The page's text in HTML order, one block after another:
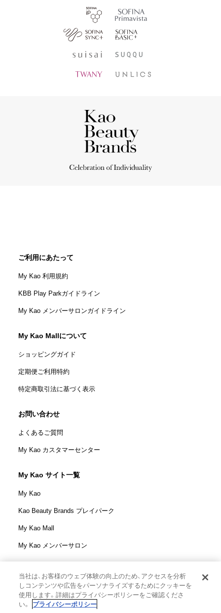
ご利用にあたって
My Kao 利用規約
KBB Play Parkガイドライン
My Kao メンバーサロンガイドライン
My Kao Mallについて
ショッピングガイド
定期便ご利用特約
特定商取引法に基づく表示
お問い合わせ
よくあるご質問
My Kao カスタマーセンター
My Kao サイト一覧
My Kao
Kao Beauty Brands プレイパーク
My Kao Mall
My Kao メンバーサロン
花王株式会社
ウェブサイト利用規定
当社は、お客様のウェブ体験の向上のため、アクセスを分析
しコンテンツや広告をパーソナライズするためにクッキーを
使用します。詳細はプライバシーポリシーをご確認くださ
い。
プライバシーポリシー